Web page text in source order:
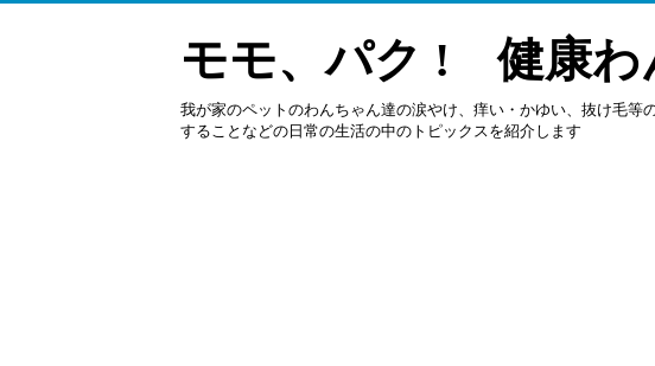
モモ、パク ! 健康わ
我が家のペットのわんちゃん達の涙やけ、痒い・かゆい、抜け毛
することなどの日常の生活の中のトピックスを紹介します